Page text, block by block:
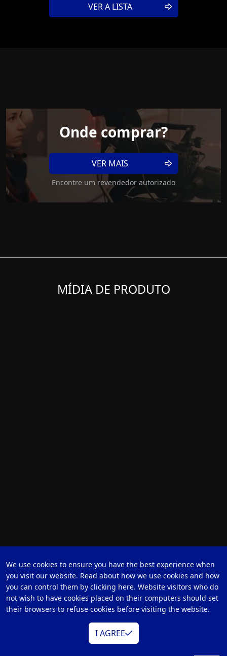
VER A LISTA
Onde comprar?
VER MAIS
Encontre um revendedor autorizado
MÍDIA DE PRODUTO
VÍDEO
We use cookies to ensure you have the best experience when
you visit our website. Read about how we use cookies and how
you can control them by clicking here. Website visitors who do
not wish to have cookies placed on their computers should set
their browsers to refuse cookies before visiting the website.
I AGREE